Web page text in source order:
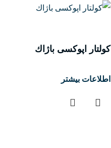
كولتار اپوكسی باژاك
اطلاعات بیشتر